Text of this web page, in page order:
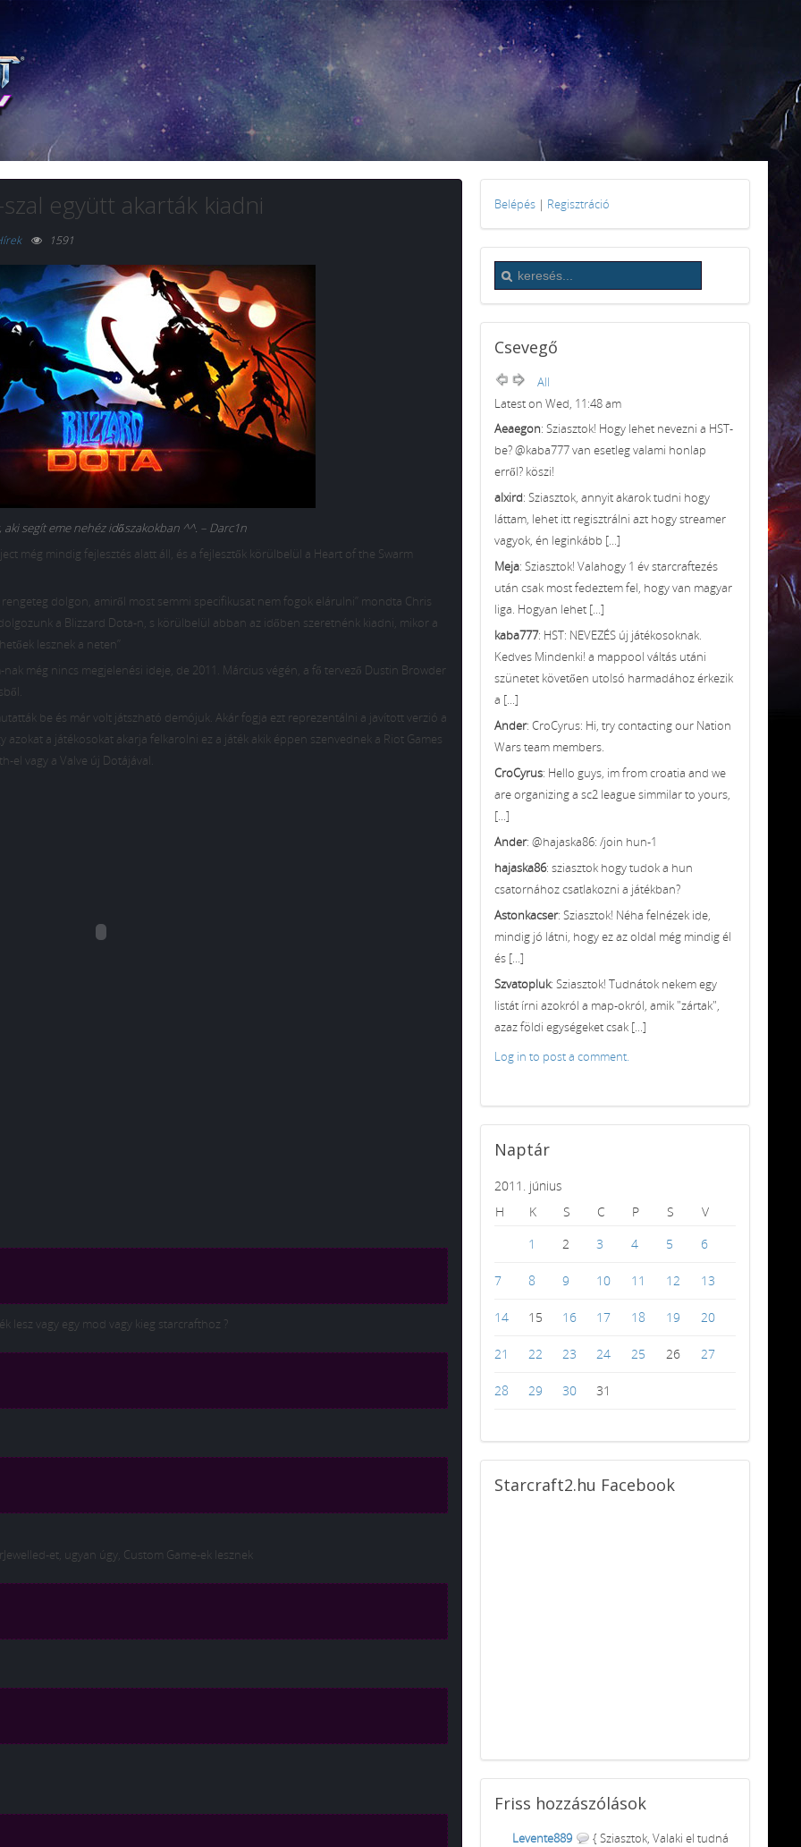
együtt akarták kiadni
1591
segít eme nehéz időszakokban ^^. – Darc1n
még mindig fejlesztés alatt áll, és a fejlesztők körülbelül a Heart of the Swarm
dolgon, amiről most semmi specifikusat nem fogok elárulni” mondta Chris
a Blizzard Dota-n, s körülbelül abban az időben szeretnénk kiadni, mikor a
lesznek a neten”
még nincs megjelenési ideje, de 2011. Március végén, a fő tervező Dustin Browder
be és már volt játszható demójuk. Akár fogja ezt reprezentálni a javított verzió a
a játékosokat akarja felkarolni ez a játék akik éppen szenvednek a Riot Games
el vagy a Valve új Dotájával.
lesz vagy egy mod vagy kieg starcrafthoz ?
et, ugyan úgy, Custom Game-ek lesznek
Belépés | Regisztráció
Csevegő
All
Latest on Wed, 11:48 am
Aeaegon: Sziasztok! Hogy lehet nevezni a HST-
be? @kaba777 van esetleg valami honlap
erről? köszi!
alxird: Sziasztok, annyit akarok tudni hogy
láttam, lehet itt regisztrálni azt hogy streamer
vagyok, én leginkább [...]
Meja: Sziasztok! Valahogy 1 év starcraftezés
után csak most fedeztem fel, hogy van magyar
liga. Hogyan lehet [...]
kaba777: HST: NEVEZÉS új játékosoknak.
Kedves Mindenki! a mappool váltás utáni
szünetet követően utolsó harmadához érkezik
a [...]
Ander: CroCyrus: Hi, try contacting our Nation
Wars team members.
CroCyrus: Hello guys, im from croatia and we
are organizing a sc2 league simmilar to yours,
[...]
Ander: @hajaska86: /join hun-1
hajaska86: sziasztok hogy tudok a hun
csatornához csatlakozni a játékban?
Astonkacser: Sziasztok! Néha felnézek ide,
mindig jó látni, hogy ez az oldal még mindig él
és [...]
Szvatopluk: Sziasztok! Tudnátok nekem egy
listát írni azokról a map-okról, amik "zártak",
azaz földi egységeket csak [...]
Log in to post a comment.
Naptár
2011. június
H
K S C P S
V
1
2 3 4 5 6
7 8 9 10 11 12 13
14 15 16 17 18 19 20
21 22 23 24 25 26 27
28 29 30 31
Starcraft2.hu Facebook
Friss hozzászólások
Levente889
{ Sziasztok, Valaki el tudná